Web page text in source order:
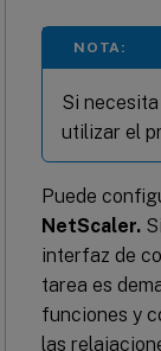
NOTA:
Si
utilizar el
Puede
NetScaler.
interfaz de
tarea es
funciones y
las